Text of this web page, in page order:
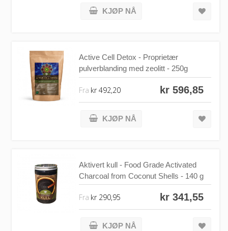
KJØP NÅ
Active Cell Detox - Proprietær
pulverblanding med zeolitt - 250g
kr 596,85
Fra kr 492,20
KJØP NÅ
Aktivert kull - Food Grade Activated
Charcoal from Coconut Shells - 140 g
kr 341,55
Fra kr 290,95
KJØP NÅ